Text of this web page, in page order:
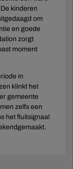
kinderen
om
en goede
zorgt
moment
in
klinkt het
gemeente
zelfs een
het fluitsignaal